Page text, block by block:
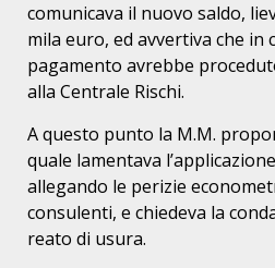
comunicava il nuovo saldo,
mila euro, ed avvertiva che in
pagamento avrebbe
alla Centrale Rischi.
A questo punto la M.M.
quale lamentava
allegando le perizie
consulenti, e chiedeva la
reato di usura.